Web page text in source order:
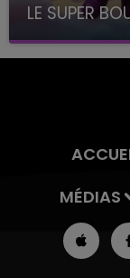
LE SUPER
avec La
MÉDIAS